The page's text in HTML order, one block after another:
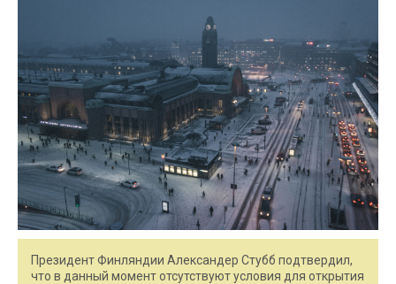
Президент Финляндии Александер Стубб подтвердил,
что в данный момент отсутствуют условия для открытия